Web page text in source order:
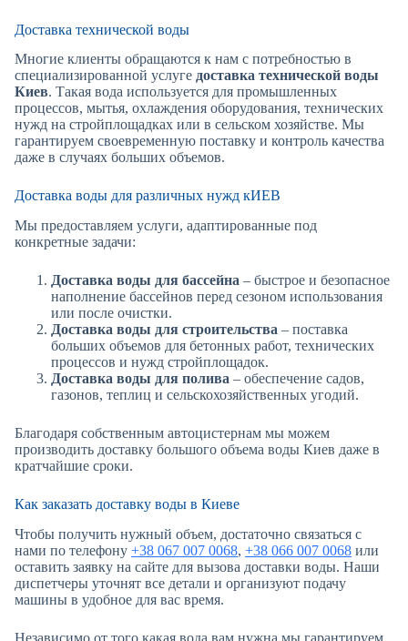
Доставка технической воды
Многие клиенты обращаются к нам с потребностью в
специализированной услуге доставка технической воды
Киев. Такая вода используется для промышленных
процессов, мытья, охлаждения оборудования, технических
нужд на стройплощадках или в сельском хозяйстве. Мы
гарантируем своевременную поставку и контроль качества
даже в случаях больших объемов.
Доставка воды для различных нужд кИЕВ
Мы предоставляем услуги, адаптированные под
конкретные задачи:
Доставка воды для бассейна – быстрое и безопасное
наполнение бассейнов перед сезоном использования
или после очистки.
Доставка воды для строительства – поставка
больших объемов для бетонных работ, технических
процессов и нужд стройплощадок.
Доставка воды для полива – обеспечение садов,
газонов, теплиц и сельскохозяйственных угодий.
Благодаря собственным автоцистернам мы можем
производить доставку большого объема воды Киев даже в
кратчайшие сроки.
Как заказать доставку воды в Киеве
Чтобы получить нужный объем, достаточно связаться с
нами по телефону +38 067 007 0068, +38 066 007 0068 или
оставить заявку на сайте для вызова доставки воды. Наши
диспетчеры уточнят все детали и организуют подачу
машины в удобное для вас время.
Независимо от того какая вода вам нужна мы гарантируем